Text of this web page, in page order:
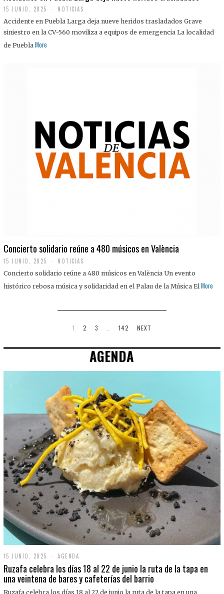
15 JUNIO, 2025 NOTICIAS
Accidente en Puebla Larga deja nueve heridos trasladados Grave
siniestro en la CV-560 moviliza a equipos de emergencia La localidad
de Puebla More
Concierto solidario reúne a 480 músicos en València
15 JUNIO, 2025 NOTICIAS
Concierto solidario reúne a 480 músicos en València Un evento
histórico rebosa música y solidaridad en el Palau de la Música El More
1 2 3 142 NEXT
AGENDA
15 JUNIO, 2025
J
U
AGENDA
Ruzafa celebra los días 18 al 22 de junio la ruta de la tapa en
una veintena de bares y cafeterías del barrio
Ruzafa celebra los días 18 al 22 de junio la ruta de la tapa en una